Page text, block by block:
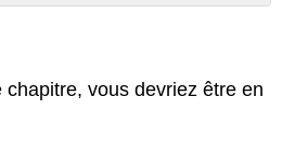
vous devriez être en